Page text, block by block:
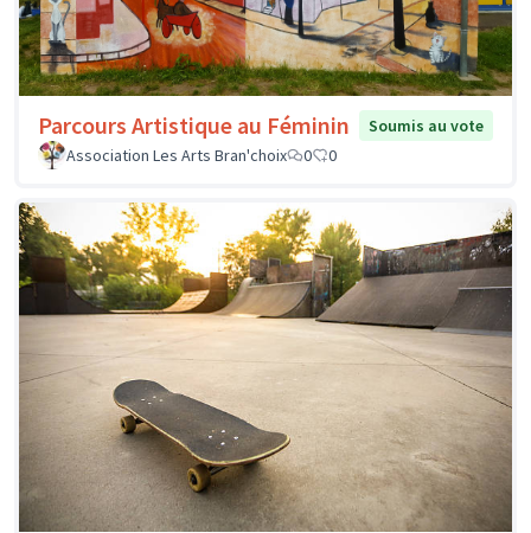
Parcours Artistique au Féminin
Soumis au vote
Association Les Arts Bran'choix
0 0